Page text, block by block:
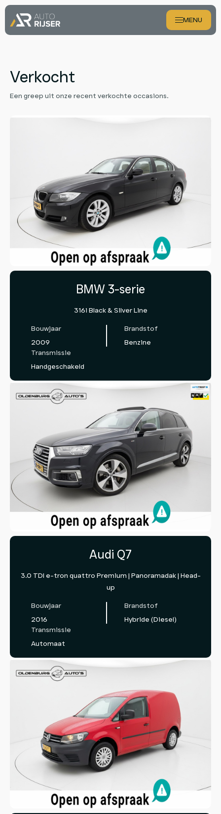
MENU
Verkocht
Een greep uit onze recent verkochte occasions.
BMW 3-serie
316i Black & Silver Line
Bouwjaar
2009
Brandstof
Benzine
Transmissie
Handgeschakeld
Audi Q7
3.0 TDI e-tron quattro Premium | Panoramadak | Head-
up
Bouwjaar
2016
Brandstof
Hybride (Diesel)
Transmissie
Automaat